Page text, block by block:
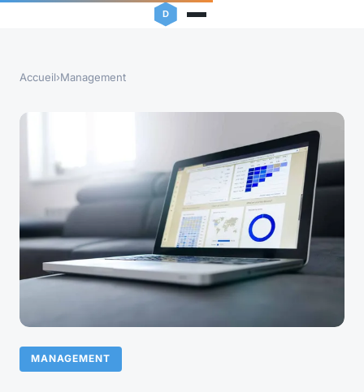
Accueil›Management
MANAGEMENT